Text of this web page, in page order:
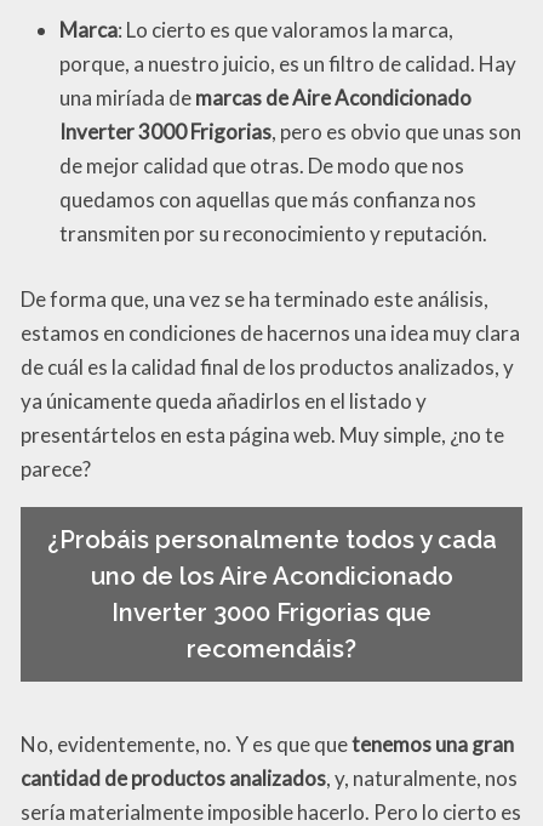
Marca: Lo cierto es que valoramos la marca,
porque, a nuestro juicio, es un filtro de calidad. Hay
una miríada demarcas de Aire Acondicionado
Inverter 3000 Frigorias, pero es obvio que unas son
de mejor calidad que otras. De modo que nos
quedamos con aquellas que más confianza nos
transmiten por su reconocimiento y reputación.
De forma que, una vez se ha terminado este análisis,
estamos en condiciones de hacernos una idea muy clara
de cuál es la calidad final de los productos analizados, y
ya únicamente queda añadirlos en el listado y
presentártelos en esta página web. Muy simple, ¿no te
parece?
¿Probáis personalmente todos y cada
uno de los Aire Acondicionado
Inverter 3000 Frigorias que
recomendáis?
No, evidentemente, no. Y es que quetenemos una gran
cantidad de productos analizados, y, naturalmente, nos
sería materialmente imposible hacerlo. Pero lo cierto es